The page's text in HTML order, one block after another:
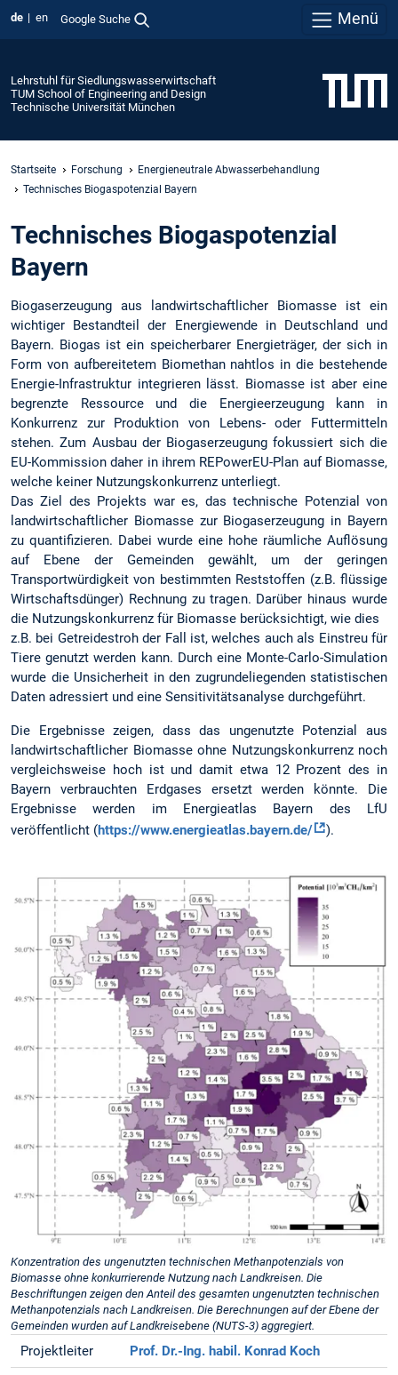
de en Google Suche Menü
Lehrstuhl für Siedlungswasserwirtschaft
TUM School of Engineering and Design
Technische Universität München
Startseite Forschung
Energieneutrale Abwasserbehandlung
Technisches Biogaspotenzial Bayern
Technisches Biogaspotenzial
Bayern
Biogaserzeugung aus landwirtschaftlicher Biomasse ist ein
wichtiger Bestandteil der Energiewende in Deutschland und
Bayern. Biogas ist ein speicherbarer Energieträger, der sich in
Form von aufbereitetem Biomethan nahtlos in die bestehende
Energie-Infrastruktur integrieren lässt. Biomasse ist aber eine
begrenzte Ressource und die Energieerzeugung kann in
Konkurrenz zur Produktion von Lebens- oder Futtermitteln
stehen. Zum Ausbau der Biogaserzeugung fokussiert sich die
EU-Kommission daher in ihrem REPowerEU-Plan auf Biomasse,
welche keiner Nutzungskonkurrenz unterliegt.
Das Ziel des Projekts war es, das technische Potenzial von
landwirtschaftlicher Biomasse zur Biogaserzeugung in Bayern
zu quantifizieren. Dabei wurde eine hohe räumliche Auflösung
auf Ebene der Gemeinden gewählt, um der geringen
Transportwürdigkeit von bestimmten Reststoffen (z.B. flüssige
Wirtschaftsdünger) Rechnung zu tragen. Darüber hinaus wurde
die Nutzungskonkurrenz für Biomasse berücksichtigt, wie dies
z.B. bei Getreidestroh der Fall ist, welches auch als Einstreu für
Tiere genutzt werden kann. Durch eine Monte-Carlo-Simulation
wurde die Unsicherheit in den zugrundeliegenden statistischen
Daten adressiert und eine Sensitivitätsanalyse durchgeführt.
Die Ergebnisse zeigen, dass das ungenutzte Potenzial aus
landwirtschaftlicher Biomasse ohne Nutzungskonkurrenz noch
vergleichsweise hoch ist und damit etwa 12 Prozent des in
Bayern verbrauchten Erdgases ersetzt werden könnte. Die
Ergebnisse werden im Energieatlas Bayern des LfU
veröffentlicht (https://www.energieatlas.bayern.de/ ).
Konzentration des ungenutzten technischen Methanpotenzials von
Biomasse ohne konkurrierende Nutzung nach Landkreisen. Die
Beschriftungen zeigen den Anteil des gesamten ungenutzten technischen
Methanpotenzials nach Landkreisen. Die Berechnungen auf der Ebene der
Gemeinden wurden auf Landkreisebene (NUTS-3) aggregiert.
Projektleiter Prof. Dr.-Ing. habil. Konrad Koch